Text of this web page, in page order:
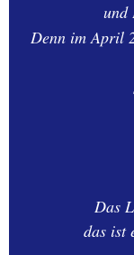
und
Denn im April
Das
das ist